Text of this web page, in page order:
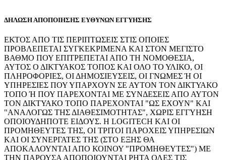
ΔΗΛΩΣΗ ΑΠΟΠΟΙΗΣΗΣ ΕΥΘΥΝΩΝ ΕΓΓΥΗΣΗΣ
ΕΚΤΟΣ ΑΠΟ ΤΙΣ ΠΕΡΙΠΤΩΣΕΙΣ ΣΤΙΣ ΟΠΟΙΕΣ
ΠΡΟΒΛΕΠΕΤΑΙ ΣΥΓΚΕΚΡΙΜΕΝΑ ΚΑΙ ΣΤΟΝ ΜΕΓΙΣΤΟ
ΒΑΘΜΟ ΠΟΥ ΕΠΙΤΡΕΠΕΤΑΙ ΑΠΟ ΤΗ ΝΟΜΟΘΕΣΙΑ,
ΑΥΤΟΣ Ο ΔΙΚΤΥΑΚΟΣ ΤΟΠΟΣ ΚΑΙ ΟΛΟ ΤΟ ΥΛΙΚΟ, ΟΙ
ΠΛΗΡΟΦΟΡΙΕΣ, ΟΙ ΔΗΜΟΣΙΕΥΣΕΙΣ, ΟΙ ΓΝΩΜΕΣ Ή ΟΙ
ΥΠΗΡΕΣΙΕΣ ΠΟΥ ΥΠΑΡΧΟΥΝ ΣΕ ΑΥΤΟΝ ΤΟΝ ΔΙΚΤΥΑΚΟ
ΤΟΠΟ Ή ΠΟΥ ΠΑΡΕΧΟΝΤΑΙ ΜΕ ΣΥΝΔΕΣΕΙΣ ΑΠΟ ΑΥΤΟΝ
ΤΟΝ ΔΙΚΤΥΑΚΟ ΤΟΠΟ ΠΑΡΕΧΟΝΤΑΙ "ΩΣ ΕΧΟΥΝ" ΚΑΙ
"ΑΝΑΛΟΓΩΣ ΤΗΣ ΔΙΑΘΕΣΙΜΟΤΗΤΑΣ", ΧΩΡΙΣ ΕΓΓΥΗΣΗ
ΟΠΟΙΟΥΔΗΠΟΤΕ ΕΙΔΟΥΣ. Η LOGITECH ΚΑΙ ΟΙ
ΠΡΟΜΗΘΕΥΤΕΣ ΤΗΣ, ΟΙ ΤΡΙΤΟΙ ΠΑΡΟΧΕΙΣ ΥΠΗΡΕΣΙΩΝ
ΚΑΙ ΟΙ ΣΥΝΕΡΓΑΤΕΣ ΤΗΣ (ΣΤΟ ΕΞΗΣ ΘΑ
ΑΠΟΚΑΛΟΥΝΤΑΙ ΑΠΟ ΚΟΙΝΟΥ "ΠΡΟΜΗΘΕΥΤΕΣ") ΜΕ
ΤΗΝ ΠΑΡΟΥΣΑ ΑΠΟΠΟΙΟΥΝΤΑΙ ΡΗΤΑ ΟΛΕΣ ΤΙΣ